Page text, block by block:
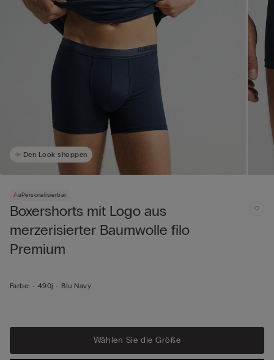
Den Look shoppen
Personalisierbar
Boxershorts mit Logo aus
merzerisierter Baumwolle filo
Premium
Farbe: - 490j - Blu Navy
Wählen Sie die Größe